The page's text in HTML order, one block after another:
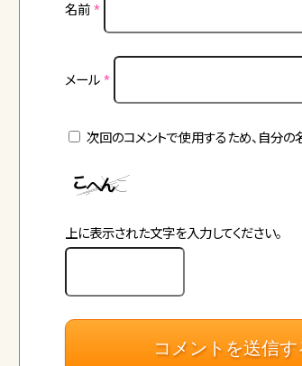
名前 *
メール *
次回のコメントで使用するため、自分の
上に表示された文字を入力してください。